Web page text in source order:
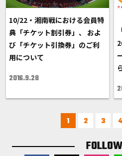
10/22・湘南戦における会員特
典「チケット割引券」、 およ
び「チケット引換券」のご利
用について
2016.9.28
1 2 3 4